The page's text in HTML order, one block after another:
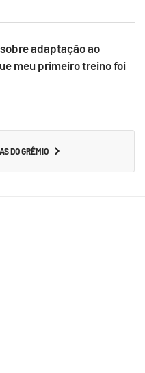
adaptação ao
meu primeiro treino foi
DO GRÊMIO